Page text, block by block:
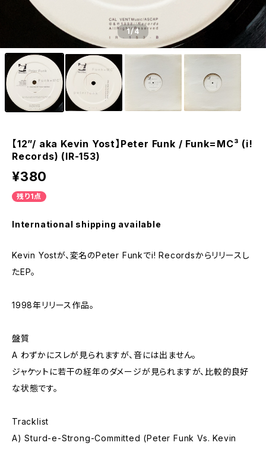
1/4
【12”/ aka Kevin Yost】Peter Funk / Funk=MC³ (i!
Records) (IR-153)
¥380
残り1点
International shipping available
Kevin Yostが、変名のPeter Funkでi! Recordsからリリースし
たEP。
1998年リリース作品。
盤質
A わずかにスレが見られますが、音には出ません。
ジャケットに若干の経年のダメージが見られますが、比較的良好
な状態です。
Tracklist
A) Sturd-e-Strong-Committed (Peter Funk Vs. Kevin